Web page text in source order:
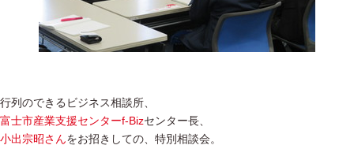
行列のできるビジネス相談所、
富士市産業支援センターf-Bizセンター長、
小出宗昭さんをお招きしての、特別相談会。